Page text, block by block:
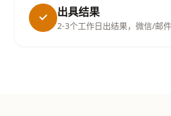
出具结果
2-3个工作日出结果，微信/邮件